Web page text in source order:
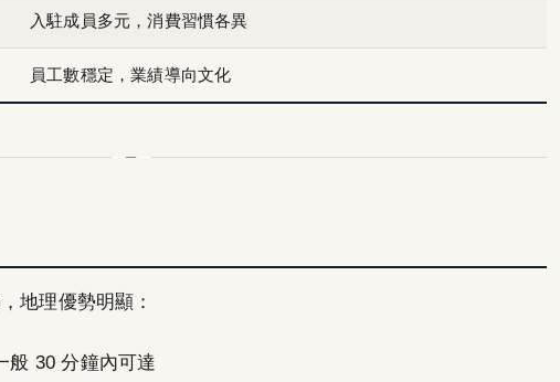
入駐成員多元，消費習慣各異
員工數穩定，業績導向文化
地理優勢明顯：
般 30 分鐘內可達